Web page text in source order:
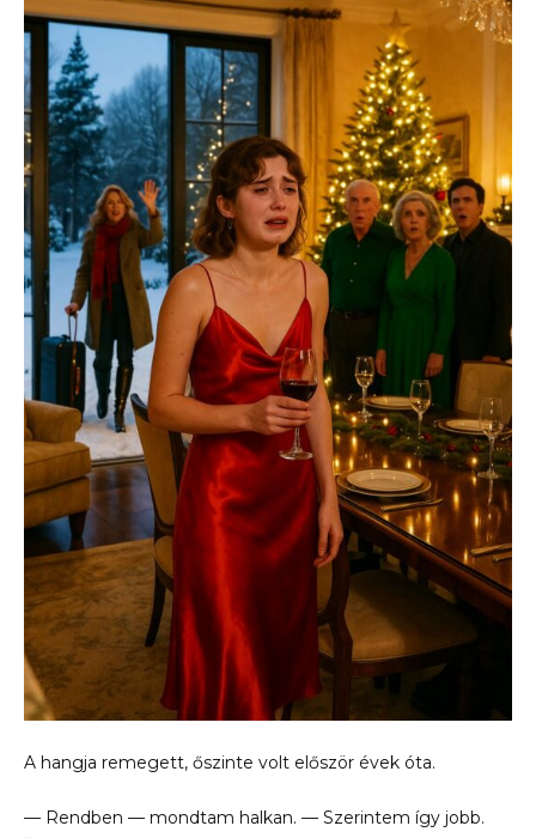
A hangja remegett, őszinte volt először évek óta.
— Rendben — mondtam halkan. — Szerintem így jobb.